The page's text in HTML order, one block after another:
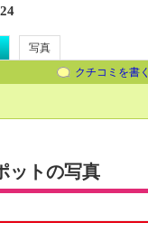
写真
クチコミを書く
ットの写真